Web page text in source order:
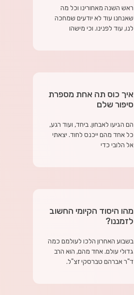
ראש השנה מאחורינו וכל מה
שאנחנו עוד לא יודעים שמחכה
לנו, עוד לפנינו. וכי מישהו
איך כוס תה אחת מספרת
סיפור שלם
הם הגיעו לאבחון. ביחד, ועוד רגע,
כל אחד מהם ייכנס לחוד. יצאתי
אל הלובי כדי
מהו היסוד הקיומי החשוב
לזמננו?
בשבוע האחרון הלכו לעולמם כמה
גדולי עולם. אחד מהם, הוא הרב
ד"ר אברהם טברסקי זצ"ל.